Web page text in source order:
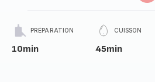
PRÉPARATION
10min
CUISSON
45min